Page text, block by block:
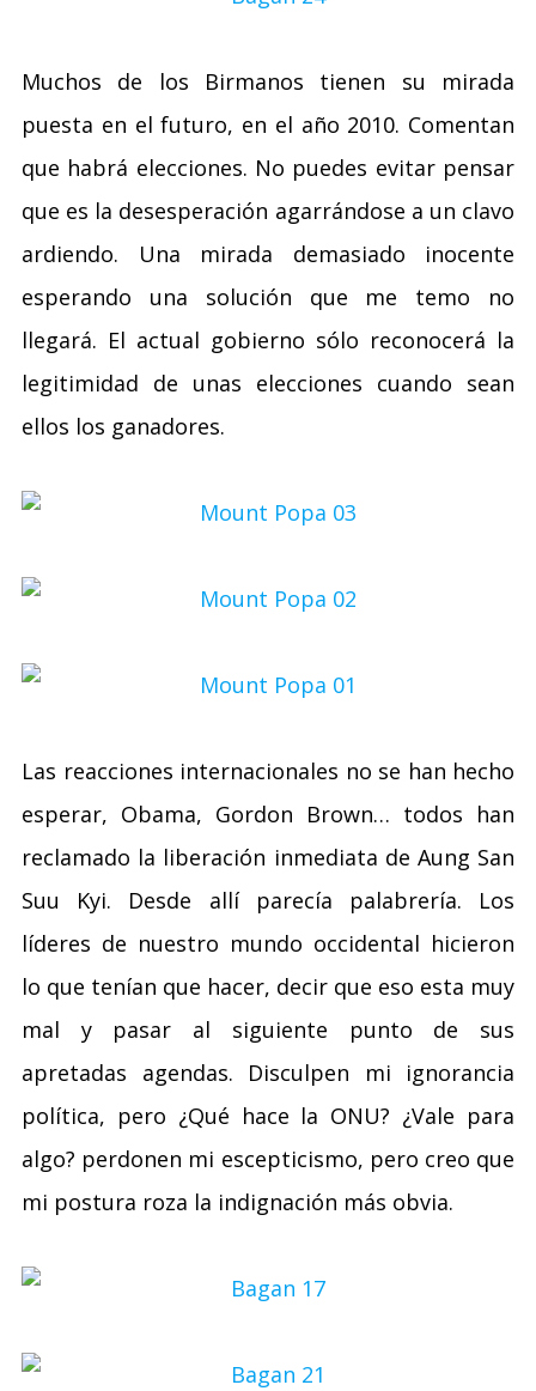
Muchos de los Birmanos tienen su mirada
puesta en el futuro, en el año 2010. Comentan
que habrá elecciones. No puedes evitar pensar
que es la desesperación agarrándose a un clavo
ardiendo. Una mirada demasiado inocente
esperando una solución que me temo no
llegará. El actual gobierno sólo reconocerá la
legitimidad de unas elecciones cuando sean
ellos los ganadores.
Las reacciones internacionales no se han hecho
esperar, Obama, Gordon Brown… todos han
reclamado la liberación inmediata de Aung San
Suu Kyi. Desde allí parecía palabrería. Los
líderes de nuestro mundo occidental hicieron
lo que tenían que hacer, decir que eso esta muy
mal y pasar al siguiente punto de sus
apretadas agendas. Disculpen mi ignorancia
política, pero ¿Qué hace la ONU? ¿Vale para
algo? perdonen mi escepticismo, pero creo que
mi postura roza la indignación más obvia.